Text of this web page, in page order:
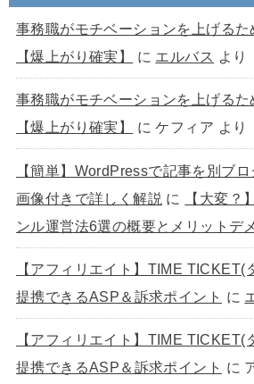
事務職がモチベーションを上げる
【爆上がり確実】
に エルバス より
事務職がモチベーションを上げる
【爆上がり確実】
にケフィア より
【簡単】WordPressで記事を別ブロ
画像付きで詳しく解説 に
【大変？
ンル運営法6選の概要とメリットデ
【アフィリエイト】TIME TICKET(
提携できるASP＆訴求ポイント に
【アフィリエイト】TIME TICKET(
提携できるASP＆訴求ポイント に